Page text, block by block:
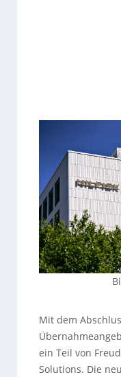
Mit dem
ein Teil von
Solutions. Die